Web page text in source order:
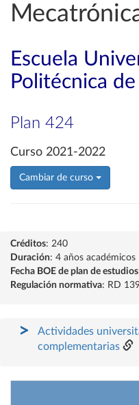
Escuela
Politécnica
Plan 424
Curso 2021-2022
Cambiar de curso
Créditos: 240
Duración: 4 años académicos
Fecha BOE de plan de estudios
Regulación normativa: RD
Actividades
complementarias